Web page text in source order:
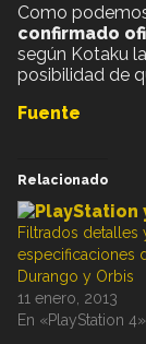
Como
confirmado
según Kotaku
posibilidad de
Fuente
Relacionado
Filtrados detalles
especificaciones
Durango y Orbis
11 enero, 2013
En «PlayStation 4»